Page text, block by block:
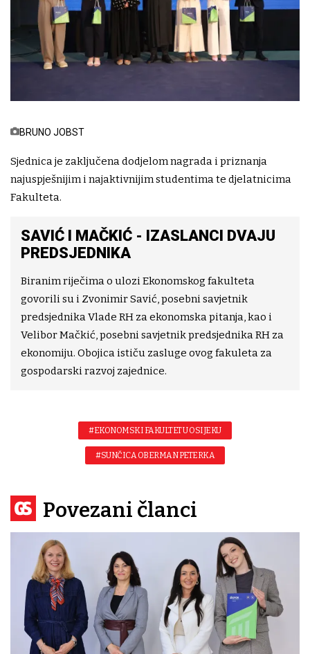
BRUNO JOBST
Sjednica je zaključena dodjelom nagrada i priznanja
najuspješnijim i najaktivnijim studentima te djelatnicima
Fakulteta.
SAVIĆ I MAČKIĆ - IZASLANCI DVAJU
PREDSJEDNIKA
Biranim riječima o ulozi Ekonomskog fakulteta
govorili su i Zvonimir Savić, posebni savjetnik
predsjednika Vlade RH za ekonomska pitanja, kao i
Velibor Mačkić, posebni savjetnik predsjednika RH za
ekonomiju. Obojica ističu zasluge ovog fakuleta za
gospodarski razvoj zajednice.
#EKONOMSKI FAKULTET U OSIJEKU
#SUNČICA OBERMAN PETERKA
Povezani članci